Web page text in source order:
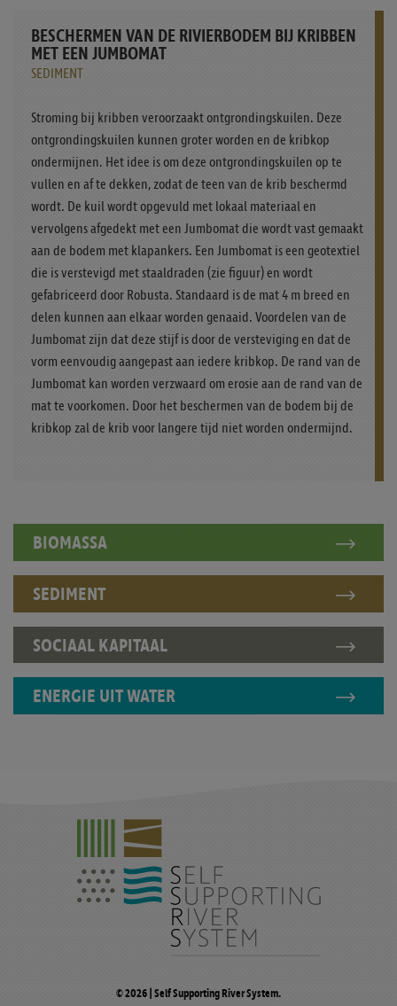
BESCHERMEN VAN DE RIVIERBODEM BIJ KRIBBEN
MET EEN JUMBOMAT
SEDIMENT
Stroming bij kribben veroorzaakt ontgrondingskuilen. Deze
ontgrondingskuilen kunnen groter worden en de kribkop
ondermijnen. Het idee is om deze ontgrondingskuilen op te
vullen en af te dekken, zodat de teen van de krib beschermd
wordt. De kuil wordt opgevuld met lokaal materiaal en
vervolgens afgedekt met een Jumbomat die wordt vast gemaakt
aan de bodem met klapankers. Een Jumbomat is een geotextiel
die is verstevigd met staaldraden (zie figuur) en wordt
gefabriceerd door Robusta. Standaard is de mat 4 m breed en
delen kunnen aan elkaar worden genaaid. Voordelen van de
Jumbomat zijn dat deze stijf is door de versteviging en dat de
vorm eenvoudig aangepast aan iedere kribkop. De rand van de
Jumbomat kan worden verzwaard om erosie aan de rand van de
mat te voorkomen. Door het beschermen van de bodem bij de
kribkop zal de krib voor langere tijd niet worden ondermijnd.
BIOMASSA
SEDIMENT
SOCIAAL KAPITAAL
ENERGIE UIT WATER
© 2026 | Self Supporting River System.